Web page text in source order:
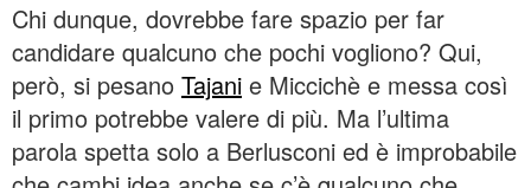
Chi dunque, dovrebbe fare spazio per far
candidare qualcuno che pochi vogliono? Qui,
però, si pesano Tajani e Miccichè e messa così
il primo potrebbe valere di più. Ma l’ultima
parola spetta solo a Berlusconi ed è improbabile